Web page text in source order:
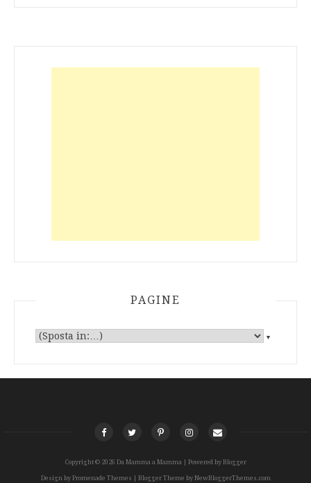
PAGINE
▼
Copyright © 2026 Da Mamma a Mamma | Powered by Blogger
Design by Promenade Themes | Blogger Theme by NewBloggerThemes.com